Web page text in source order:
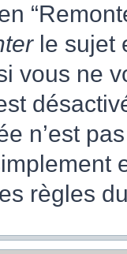
le sujet
vous ne
n’est
règles